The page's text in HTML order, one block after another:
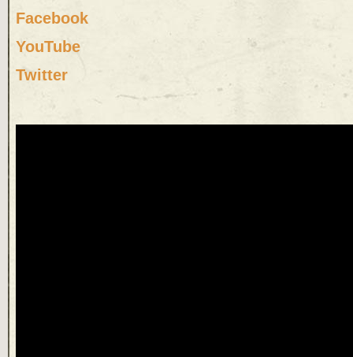
Facebook
YouTube
Twitter